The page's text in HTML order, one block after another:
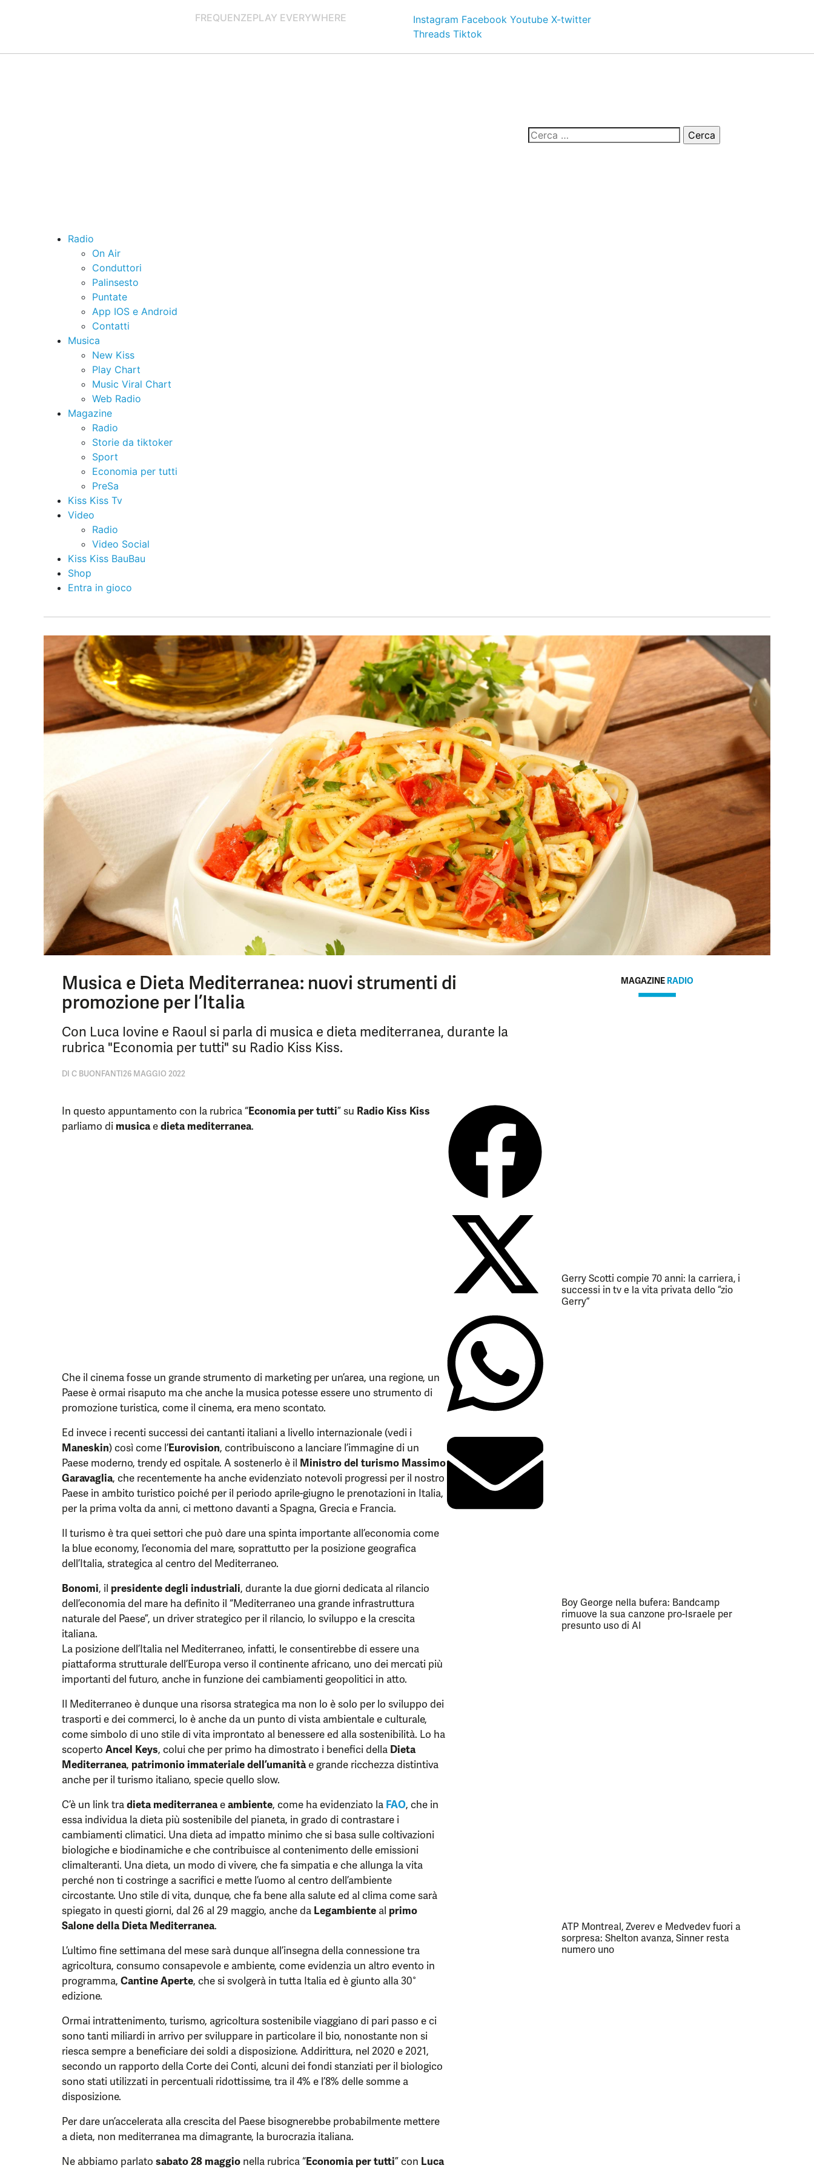
FREQUENZEPLAY EVERYWHERE Instagram Facebook Youtube X-twitter
Threads Tiktok
Radio
On Air
Conduttori
Palinsesto
Puntate
App IOS e Android
Contatti
Musica
New Kiss
Play Chart
Music Viral Chart
Web Radio
Magazine
Radio
Storie da tiktoker
Sport
Economia per tutti
PreSa
Kiss Kiss Tv
Video
Radio
Video Social
Kiss Kiss BauBau
Shop
Entra in gioco
Musica e Dieta Mediterranea: nuovi strumenti di
promozione per l’Italia
Con Luca Iovine e Raoul si parla di musica e dieta mediterranea, durante la
rubrica "Economia per tutti" su Radio Kiss Kiss.
DI C BUONFANTI26 MAGGIO 2022
In questo appuntamento con la rubrica “Economia per tutti” su Radio Kiss Kiss
parliamo di musicaedieta mediterranea.
Che il cinema fosse un grande strumento di marketing per un’area, una regione, un
Paese è ormai risaputo ma che anche la musica potesse essere uno strumento di
promozione turistica, come il cinema, era meno scontato.
Ed invece i recenti successi dei cantanti italiani a livello internazionale (vedi i
Maneskin) così come l’Eurovision, contribuiscono a lanciare l’immagine di un
Paese moderno, trendy ed ospitale. A sostenerlo è il Ministro del turismo Massimo
Garavaglia, che recentemente ha anche evidenziato notevoli progressi per il nostro
Paese in ambito turistico poiché per il periodo aprile-giugno le prenotazioni in Italia,
per la prima volta da anni, ci mettono davanti a Spagna, Grecia e Francia.
Il turismo è tra quei settori che può dare una spinta importante all’economia come
la blue economy, l’economia del mare, soprattutto per la posizione geografica
dell’Italia, strategica al centro del Mediterraneo.
Bonomi, il presidente degli industriali, durante la due giorni dedicata al rilancio
dell’economia del mare ha definito il “Mediterraneo una grande infrastruttura
naturale del Paese”, un driver strategico per il rilancio, lo sviluppo e la crescita
italiana.
La posizione dell’Italia nel Mediterraneo, infatti, le consentirebbe di essere una
piattaforma strutturale dell’Europa verso il continente africano, uno dei mercati più
importanti del futuro, anche in funzione dei cambiamenti geopolitici in atto.
Il Mediterraneo è dunque una risorsa strategica ma non lo è solo per lo sviluppo dei
trasporti e dei commerci, lo è anche da un punto di vista ambientale e culturale,
come simbolo di uno stile di vita improntato al benessere ed alla sostenibilità. Lo ha
scoperto Ancel Keys, colui che per primo ha dimostrato i benefici della Dieta
Mediterranea, patrimonio immateriale dell’umanitàe grande ricchezza distintiva
anche per il turismo italiano, specie quello slow.
C’è un link tradieta mediterraneaeambiente, come ha evidenziato la FAO, che in
essa individua la dieta più sostenibile del pianeta, in grado di contrastare i
cambiamenti climatici. Una dieta ad impatto minimo che si basa sulle coltivazioni
biologiche e biodinamiche e che contribuisce al contenimento delle emissioni
climalteranti. Una dieta, un modo di vivere, che fa simpatia e che allunga la vita
perché non ti costringe a sacrifici e mette l’uomo al centro dell’ambiente
circostante. Uno stile di vita, dunque, che fa bene alla salute ed al clima come sarà
spiegato in questi giorni, dal 26 al 29 maggio, anche da Legambiente al primo
Salone della Dieta Mediterranea.
L’ultimo fine settimana del mese sarà dunque all’insegna della connessione tra
agricoltura, consumo consapevole e ambiente, come evidenzia un altro evento in
programma, Cantine Aperte, che si svolgerà in tutta Italia ed è giunto alla 30°
edizione.
Ormai intrattenimento, turismo, agricoltura sostenibile viaggiano di pari passo e ci
sono tanti miliardi in arrivo per sviluppare in particolare il bio, nonostante non si
riesca sempre a beneficiare dei soldi a disposizione. Addirittura, nel 2020 e 2021,
secondo un rapporto della Corte dei Conti, alcuni dei fondi stanziati per il biologico
sono stati utilizzati in percentuali ridottissime, tra il 4% e l’8% delle somme a
disposizione.
Per dare un’accelerata alla crescita del Paese bisognerebbe probabilmente mettere
a dieta, non mediterranea ma dimagrante, la burocrazia italiana.
Ne abbiamo parlato sabato 28 maggio nella rubrica “Economia per tutti” con Luca
MAGAZINE RADIO
Gerry Scotti compie 70 anni: la carriera, i
successi in tv e la vita privata dello “zio
Gerry”
Boy George nella bufera: Bandcamp
rimuove la sua canzone pro-Israele per
presunto uso di AI
ATP Montreal, Zverev e Medvedev fuori a
sorpresa: Shelton avanza, Sinner resta
numero uno